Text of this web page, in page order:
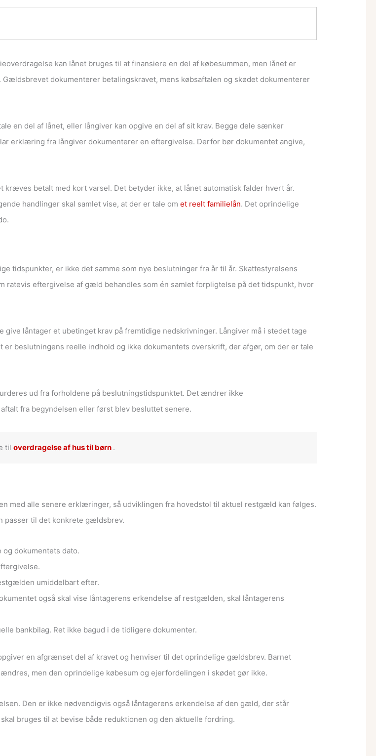
kan lånet bruges til at finansiere en del af købesummen, men lånet er
dokumenterer betalingskravet, mens købsaftalen og skødet dokumenterer
en del af lånet, eller långiver kan opgive en del af sit krav. Begge dele sænker
erklæring fra långiver dokumenterer en eftergivelse. Derfor bør dokumentet angive,
betalt med kort varsel. Det betyder ikke, at lånet automatisk falder hvert år.
handlinger skal samlet vise, at der er tale omet reelt familielån. Det oprindelige
tidspunkter, er ikke det samme som nye beslutninger fra år til år. Skattestyrelsens
ratevis eftergivelse af gæld behandles som én samlet forpligtelse på det tidspunkt, hvor
låntager et ubetinget krav på fremtidige nedskrivninger. Långiver må i stedet tage
beslutningens reelle indhold og ikke dokumentets overskrift, der afgør, om der er tale
ud fra forholdene på beslutningstidspunktet. Det ændrer ikke
fra begyndelsen eller først blev besluttet senere.
tiloverdragelse af hus til børn .
med alle senere erklæringer, så udviklingen fra hovedstol til aktuel restgæld kan følges.
til det konkrete gældsbrev.
dokumentets dato.
umiddelbart efter.
også skal vise låntagerens erkendelse af restgælden, skal låntagerens
bankbilag. Ret ikke bagud i de tidligere dokumenter.
en afgrænset del af kravet og henviser til det oprindelige gældsbrev. Barnet
men den oprindelige købesum og ejerfordelingen i skødet gør ikke.
Den er ikke nødvendigvis også låntagerens erkendelse af den gæld, der står
bruges til at bevise både reduktionen og den aktuelle fordring.